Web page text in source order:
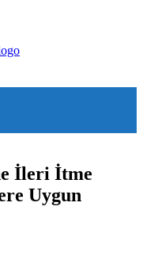
İleri İtme
Uygun